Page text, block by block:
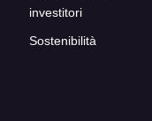
investitori
Sostenibilità